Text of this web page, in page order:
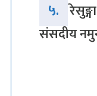
५.
संसदीय